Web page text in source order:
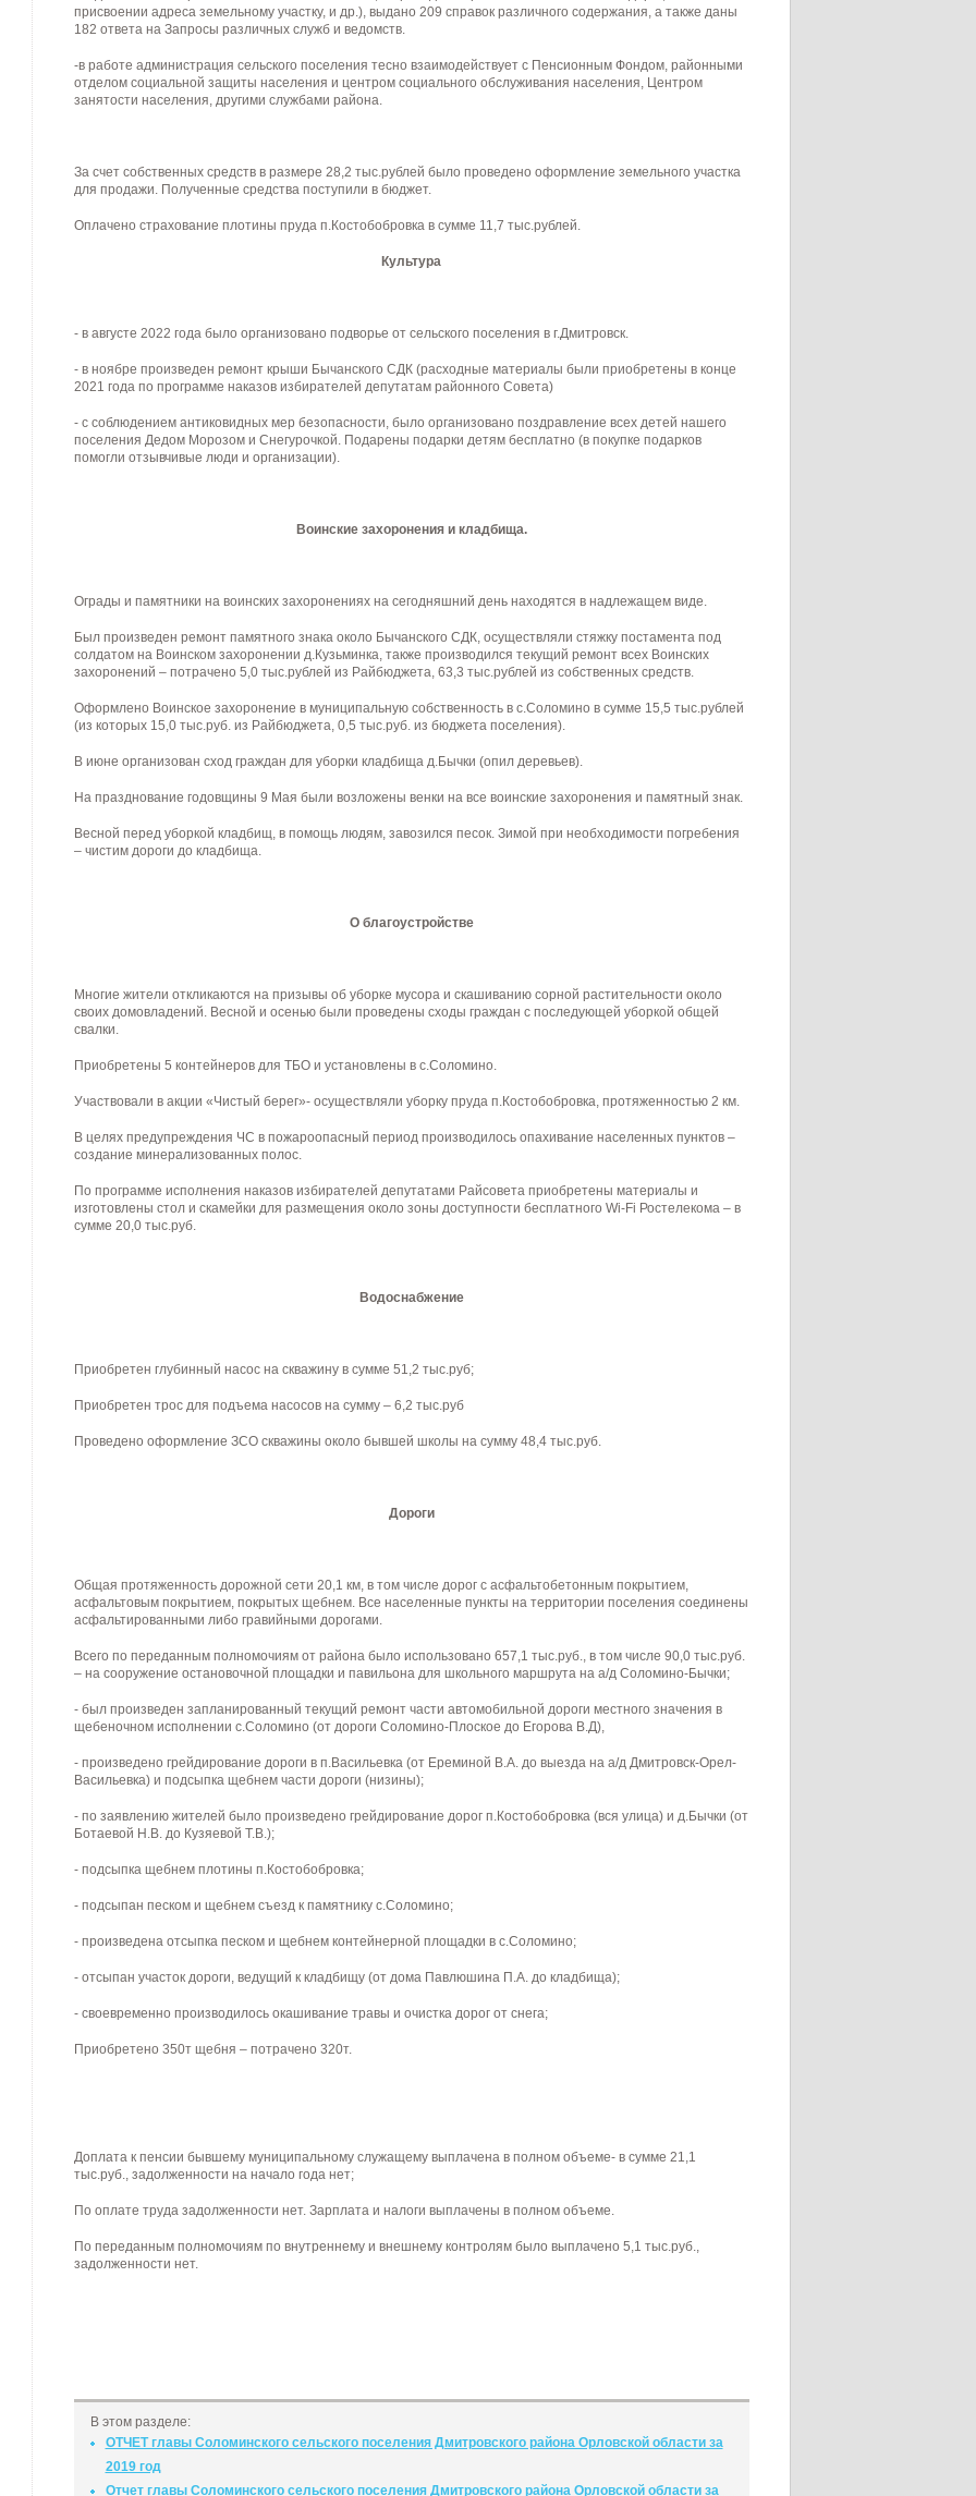
присвоении адреса земельному участку, и др.), выдано 209 справок различного содержания, а также даны
182 ответа на Запросы различных служб и ведомств.
-в работе администрация сельского поселения тесно взаимодействует с Пенсионным Фондом, районными
отделом социальной защиты населения и центром социального обслуживания населения, Центром
занятости населения, другими службами района.
За счет собственных средств в размере 28,2 тыс.рублей было проведено оформление земельного участка
для продажи. Полученные средства поступили в бюджет.
Оплачено страхование плотины пруда п.Костобобровка в сумме 11,7 тыс.рублей.
Культура
- в августе 2022 года было организовано подворье от сельского поселения в г.Дмитровск.
- в ноябре произведен ремонт крыши Бычанского СДК (расходные материалы были приобретены в конце
2021 года по программе наказов избирателей депутатам районного Совета)
- с соблюдением антиковидных мер безопасности, было организовано поздравление всех детей нашего
поселения Дедом Морозом и Снегурочкой. Подарены подарки детям бесплатно (в покупке подарков
помогли отзывчивые люди и организации).
Воинские захоронения и кладбища.
Ограды и памятники на воинских захоронениях на сегодняшний день находятся в надлежащем виде.
Был произведен ремонт памятного знака около Бычанского СДК, осуществляли стяжку постамента под
солдатом на Воинском захоронении д.Кузьминка, также производился текущий ремонт всех Воинских
захоронений – потрачено 5,0 тыс.рублей из Райбюджета, 63,3 тыс.рублей из собственных средств.
Оформлено Воинское захоронение в муниципальную собственность в с.Соломино в сумме 15,5 тыс.рублей
(из которых 15,0 тыс.руб. из Райбюджета, 0,5 тыс.руб. из бюджета поселения).
В июне организован сход граждан для уборки кладбища д.Бычки (опил деревьев).
На празднование годовщины 9 Мая были возложены венки на все воинские захоронения и памятный знак.
Весной перед уборкой кладбищ, в помощь людям, завозился песок. Зимой при необходимости погребения
– чистим дороги до кладбища.
О благоустройстве
Многие жители откликаются на призывы об уборке мусора и скашиванию сорной растительности около
своих домовладений. Весной и осенью были проведены сходы граждан с последующей уборкой общей
свалки.
Приобретены 5 контейнеров для ТБО и установлены в с.Соломино.
Участвовали в акции «Чистый берег»- осуществляли уборку пруда п.Костобобровка, протяженностью 2 км.
В целях предупреждения ЧС в пожароопасный период производилось опахивание населенных пунктов –
создание минерализованных полос.
По программе исполнения наказов избирателей депутатами Райсовета приобретены материалы и
изготовлены стол и скамейки для размещения около зоны доступности бесплатного Wi-Fi Ростелекома – в
сумме 20,0 тыс.руб.
Водоснабжение
Приобретен глубинный насос на скважину в сумме 51,2 тыс.руб;
Приобретен трос для подъема насосов на сумму – 6,2 тыс.руб
Проведено оформление ЗСО скважины около бывшей школы на сумму 48,4 тыс.руб.
Дороги
Общая протяженность дорожной сети 20,1 км, в том числе дорог с асфальтобетонным покрытием,
асфальтовым покрытием, покрытых щебнем. Все населенные пункты на территории поселения соединены
асфальтированными либо гравийными дорогами.
Всего по переданным полномочиям от района было использовано 657,1 тыс.руб., в том числе 90,0 тыс.руб.
– на сооружение остановочной площадки и павильона для школьного маршрута на а/д Соломино-Бычки;
- был произведен запланированный текущий ремонт части автомобильной дороги местного значения в
щебеночном исполнении с.Соломино (от дороги Соломино-Плоское до Егорова В.Д),
- произведено грейдирование дороги в п.Васильевка (от Ереминой В.А. до выезда на а/д Дмитровск-Орел-
Васильевка) и подсыпка щебнем части дороги (низины);
- по заявлению жителей было произведено грейдирование дорог п.Костобобровка (вся улица) и д.Бычки (от
Ботаевой Н.В. до Кузяевой Т.В.);
- подсыпка щебнем плотины п.Костобобровка;
- подсыпан песком и щебнем съезд к памятнику с.Соломино;
- произведена отсыпка песком и щебнем контейнерной площадки в с.Соломино;
- отсыпан участок дороги, ведущий к кладбищу (от дома Павлюшина П.А. до кладбища);
- своевременно производилось окашивание травы и очистка дорог от снега;
Приобретено 350т щебня – потрачено 320т.
Доплата к пенсии бывшему муниципальному служащему выплачена в полном объеме- в сумме 21,1
тыс.руб., задолженности на начало года нет;
По оплате труда задолженности нет. Зарплата и налоги выплачены в полном объеме.
По переданным полномочиям по внутреннему и внешнему контролям было выплачено 5,1 тыс.руб.,
задолженности нет.
В этом разделе:
ОТЧЕТ главы Соломинского сельского поселения Дмитровского района Орловской области за
2019 год
Отчет главы Соломинского сельского поселения Дмитровского района Орловской области за